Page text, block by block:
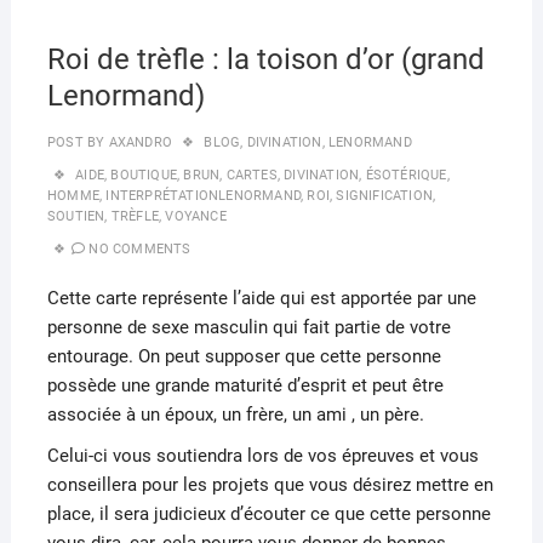
Roi de trèfle : la toison d’or (grand
Lenormand)
POST BY AXANDRO BLOG, DIVINATION, LENORMAND
AIDE, BOUTIQUE, BRUN, CARTES, DIVINATION, ÉSOTÉRIQUE,
HOMME, INTERPRÉTATIONLENORMAND, ROI,SIGNIFICATION,
SOUTIEN, TRÈFLE,VOYANCE
NO COMMENTS
Cette carte représente l’aide qui est apportée par une
personne de sexe masculin qui fait partie de votre
entourage. On peut supposer que cette personne
possède une grande maturité d’esprit et peut être
associée à un époux, un frère, un ami , un père.
Celui-ci vous soutiendra lors de vos épreuves et vous
conseillera pour les projets que vous désirez mettre en
place, il sera judicieux d’écouter ce que cette personne